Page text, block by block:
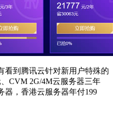
看到腾讯云针对新用户特殊的
CVM 2G/4M云服务器三年
器，香港云服务器年付199